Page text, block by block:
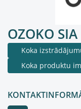
OZOKO SIA
Koka
Koka produktu